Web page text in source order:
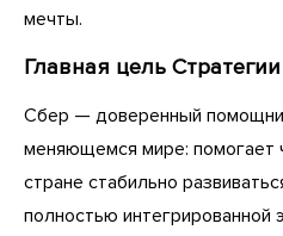
мечты.
Главная цель
Сбер — доверенный
меняющемся мире: помогает
стране стабильно
полностью интегрированной